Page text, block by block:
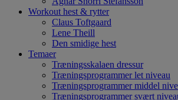
Workout hest & rytter
Claus Toftgaard
Lene Theill
Den smidige hest
Temaer
Træningsskalaen dressur
Træningsprogrammer let niveau
Træningsprogrammer middel
Træningsprogrammer svært